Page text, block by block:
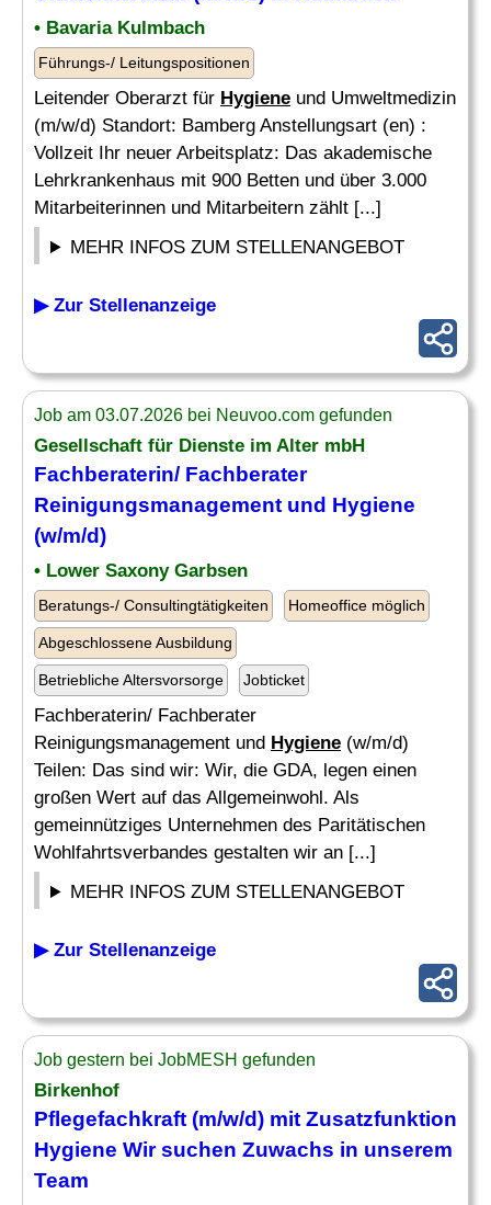
• Bavaria Kulmbach
Führungs-/ Leitungspositionen
Leitender Oberarzt für Hygiene und Umweltmedizin
(m/w/d) Standort: Bamberg Anstellungsart (en) :
Vollzeit Ihr neuer Arbeitsplatz: Das akademische
Lehrkrankenhaus mit 900 Betten und über 3.000
Mitarbeiterinnen und Mitarbeitern zählt [...]
MEHR INFOS ZUM STELLENANGEBOT
▶ Zur Stellenanzeige
Job am 03.07.2026 bei Neuvoo.com gefunden
Gesellschaft für Dienste im Alter mbH
Fachberaterin/ Fachberater
Reinigungsmanagement und Hygiene
(w/m/d)
• Lower Saxony Garbsen
Beratungs-/ Consultingtätigkeiten Homeoffice möglich
Abgeschlossene Ausbildung
Betriebliche Altersvorsorge Jobticket
Fachberaterin/ Fachberater
Reinigungsmanagement und Hygiene (w/m/d)
Teilen: Das sind wir: Wir, die GDA, legen einen
großen Wert auf das Allgemeinwohl. Als
gemeinnütziges Unternehmen des Paritätischen
Wohlfahrtsverbandes gestalten wir an [...]
MEHR INFOS ZUM STELLENANGEBOT
▶ Zur Stellenanzeige
Job gestern bei JobMESH gefunden
Birkenhof
Pflegefachkraft (m/w/d) mit Zusatzfunktion
Hygiene Wir suchen Zuwachs in unserem
Team